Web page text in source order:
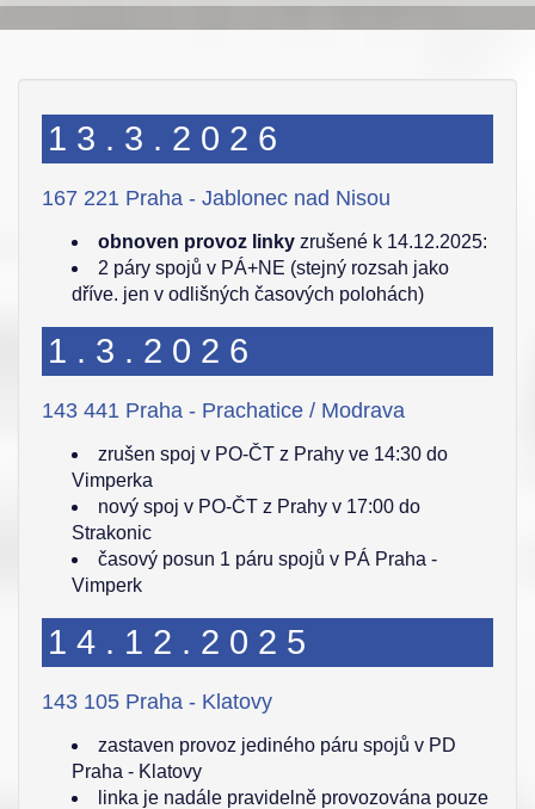
13.3.2026
167 221 Praha - Jablonec nad Nisou
obnoven provoz linky zrušené k 14.12.2025:
2 páry spojů v PÁ+NE (stejný rozsah jako
dříve. jen v odlišných časových polohách)
1.3.2026
143 441 Praha - Prachatice / Modrava
zrušen spoj v PO-ČT z Prahy ve 14:30 do
Vimperka
nový spoj v PO-ČT z Prahy v 17:00 do
Strakonic
časový posun 1 páru spojů v PÁ Praha -
Vimperk
14.12.2025
143 105 Praha - Klatovy
zastaven provoz jediného páru spojů v PD
Praha - Klatovy
linka je nadále pravidelně provozována pouze